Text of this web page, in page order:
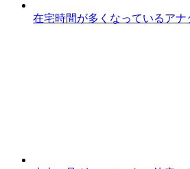
在宅時間が多くなっているア